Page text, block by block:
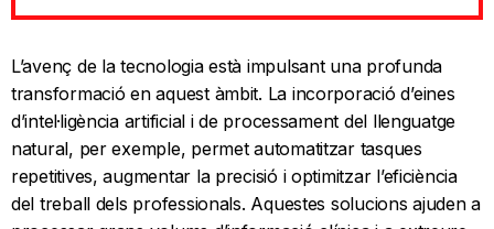
L’avenç de la tecnologia està impulsant una profunda
transformació en aquest àmbit. La incorporació d’eines
d’intel·ligència artificial i de processament del llenguatge
natural, per exemple, permet automatitzar tasques
repetitives, augmentar la precisió i optimitzar l’eficiència
del treball dels professionals. Aquestes solucions ajuden a